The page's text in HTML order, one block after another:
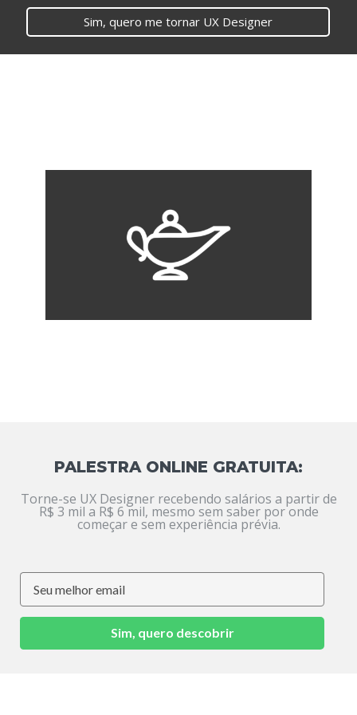
Sim, quero me tornar UX Designer
PALESTRA ONLINE GRATUITA:
Torne-se UX Designer recebendo salários a partir de
R$ 3 mil a R$ 6 mil, mesmo sem saber por onde
começar e sem experiência prévia.
Sim, quero descobrir